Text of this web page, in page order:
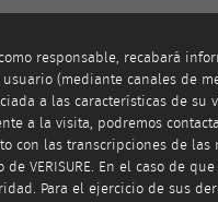
responsable, recabará
(mediante canales de
a las características de su
a la visita, podremos
las transcripciones de las
VERISURE. En el caso de
Para el ejercicio de sus